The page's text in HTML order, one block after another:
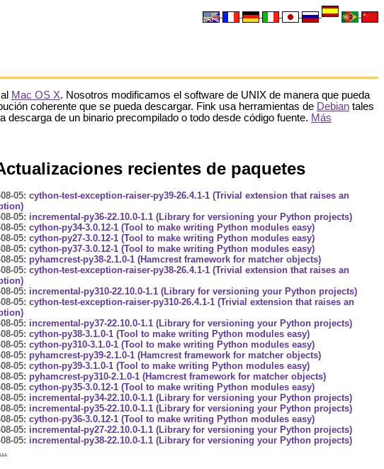
Mac OS X. Nosotros modificamos el software de UNIX de manera que pueda
coherente que se pueda descargar. Fink usa herramientas de Debian tales
de un binario precompilado o todo desde código fuente. Más
recientes de paquetes
05: cython-test-exception-raiser-py39-26.4.1-1 (Trivial extension that raises an
05: incremental-py36-22.10.0-1.1 (Library for versioning your Python projects)
05: cython-py34-3.0.12-1 (Tool to make writing Python modules easy)
05: cython-py27-3.0.12-1 (Tool to make writing Python modules easy)
05: cython-py37-3.0.12-1 (Tool to make writing Python modules easy)
05: pyhamcrest-py38-2.1.0-1 (Hamcrest framework for matcher objects)
05: cython-test-exception-raiser-py38-26.4.1-1 (Trivial extension that raises an
05: incremental-py310-22.10.0-1.1 (Library for versioning your Python projects)
05: cython-test-exception-raiser-py310-26.4.1-1 (Trivial extension that raises an
05: incremental-py37-22.10.0-1.1 (Library for versioning your Python projects)
05: cython-py38-3.1.0-1 (Tool to make writing Python modules easy)
05: cython-py310-3.1.0-1 (Tool to make writing Python modules easy)
05: pyhamcrest-py39-2.1.0-1 (Hamcrest framework for matcher objects)
05: cython-py39-3.1.0-1 (Tool to make writing Python modules easy)
05: pyhamcrest-py310-2.1.0-1 (Hamcrest framework for matcher objects)
05: cython-py35-3.0.12-1 (Tool to make writing Python modules easy)
05: incremental-py34-22.10.0-1.1 (Library for versioning your Python projects)
05: incremental-py35-22.10.0-1.1 (Library for versioning your Python projects)
05: cython-py36-3.0.12-1 (Tool to make writing Python modules easy)
05: incremental-py27-22.10.0-1.1 (Library for versioning your Python projects)
05: incremental-py38-22.10.0-1.1 (Library for versioning your Python projects)